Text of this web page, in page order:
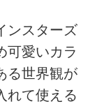
ンスターズ
可愛いカラ
る世界観が
れて使える